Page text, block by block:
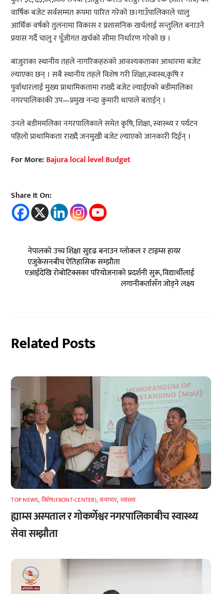
वार्षिक बजेट सर्वसम्मत रूपमा पारित गरेको छ।गाउँपालिकाले चालु
आर्थिक वर्षको तुलनामा विकास र प्रशासनिक खर्चलाई सन्तुलित बनाउने
प्रयास गर्दै चालु र पूँजीगत खर्चको सीमा निर्धारण गरेको छ ।
बाजुराका स्थानीय तहले नागरिकहरुको आवश्यकताका आधारमा बजेट
ल्याएका छन् । सबै स्थानीय तहले विशेष गरी शिक्षा,स्वास्थ,कृषि र
पुर्वाधारलाई मुख्य प्राथामिकतामा राख्दै बजेट ल्याईएको बडीमालिका
नगरपालिकाकी उप—प्रमुख नन्दा कुमारी थापाले बताईन् ।
उनले बडीममलिका नगरपालिकाले समेत कृषि, शिक्षा, स्वास्थ्य र पर्यटन
पहिलो प्राथामिकता राख्दै जनमुखी बजेट ल्याएको जानकारी दिईन् ।
For More:Bajura local level Budget
Share It On:
नेपालको उच्च शिक्षा सुदृढ बनाउन ग्लोकल र टाइम्स हायर
एजुकेसनबीच ऐतिहासिक सम्झौता
एआईदेखि रोबोटिक्सका परियोजनाको प्रदर्शनी सुरू, विद्यार्थीलाई
लगानीकर्तासँग जोड्ने लक्ष्य
Related Posts
TOP NEWS, विशेष(FRONT-CENTER),समाचार, स्वास्थ्य
ह्याम्स अस्पताल र गोकर्णेश्वर नगरपालिकाबीच स्वास्थ्य
सेवा सम्झौता